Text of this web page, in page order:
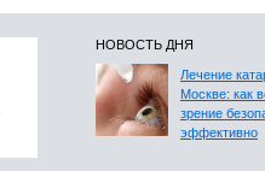
НОВОСТЬ ДНЯ
Лечение
Москве: как
зрение
эффективно